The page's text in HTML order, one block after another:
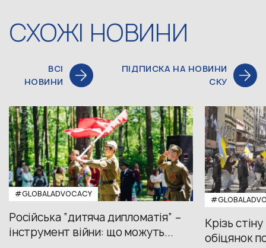
СХОЖІ НОВИНИ
ВСІ
НОВИНИ
ПІДПИСКА НА НОВИНИ
СКУ
#GLOBALADVOCACY
Російська “дитяча дипломатія” –
інструмент війни: що можуть...
Крізь
обіцянок